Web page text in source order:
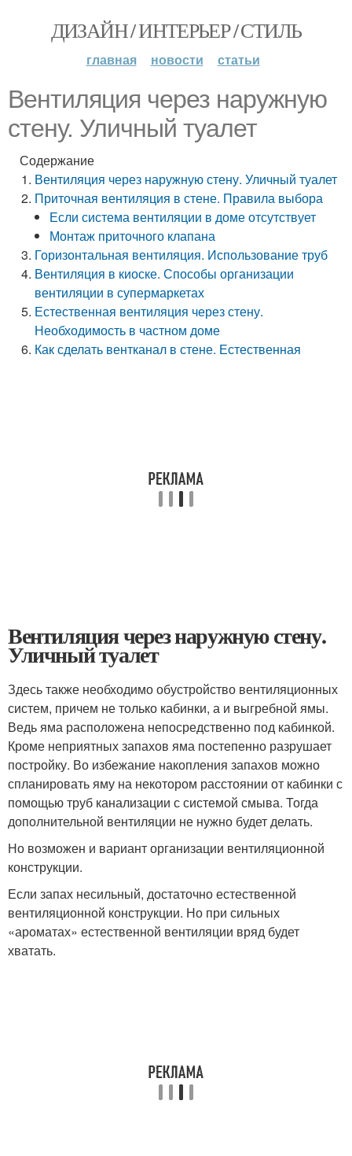
ДИЗАЙН / ИНТЕРЬЕР / СТИЛЬ
главная новости статьи
Вентиляция через наружную
стену. Уличный туалет
Содержание
Вентиляция через наружную стену. Уличный туалет
Приточная вентиляция в стене. Правила выбора
Если система вентиляции в доме отсутствует
Монтаж приточного клапана
Горизонтальная вентиляция. Использование труб
Вентиляция в киоске. Способы организации
вентиляции в супермаркетах
Естественная вентиляция через стену.
Необходимость в частном доме
Как сделать вентканал в стене. Естественная
Вентиляция через наружную стену.
Уличный туалет
Здесь также необходимо обустройство вентиляционных
систем, причем не только кабинки, а и выгребной ямы.
Ведь яма расположена непосредственно под кабинкой.
Кроме неприятных запахов яма постепенно разрушает
постройку. Во избежание накопления запахов можно
спланировать яму на некотором расстоянии от кабинки с
помощью труб канализации с системой смыва. Тогда
дополнительной вентиляции не нужно будет делать.
Но возможен и вариант организации вентиляционной
конструкции.
Если запах несильный, достаточно естественной
вентиляционной конструкции. Но при сильных
«ароматах» естественной вентиляции вряд будет
хватать.